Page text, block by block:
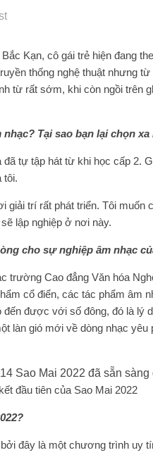
Kạn, cô gái trẻ hiện đang
thống nghệ thuật nhưng
từ rất sớm, khi còn ngồi trên
Tại sao bạn lại chọn xa
tự tập hát từ khi học cấp 2.
tôi.
giải trí rất phát triển. Tôi
lập nghiệp ở nơi này.
cho sự nghiệp âm nhạc
trường Cao đẳng Văn hóa
cổ điển, các tác phẩm âm
đến được với số đông, đó là
làn gió mới về dòng nhạc
đầu tiên của Sao Mai 2022
bởi đây là một chương trình uy